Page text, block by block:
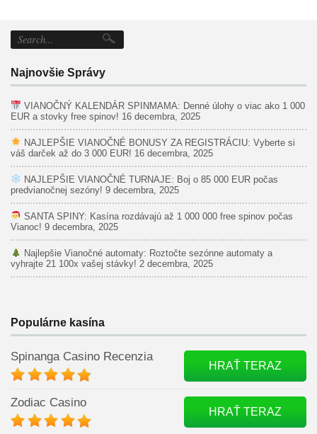
Najnovšie Správy
VIANOČNÝ KALENDÁR SPINMAMA: Denné úlohy o viac ako 1 000
EUR a stovky free spinov! 16 decembra, 2025
NAJLEPŠIE VIANOČNÉ BONUSY ZA REGISTRÁCIU: Vyberte si
váš darček až do 3 000 EUR! 16 decembra, 2025
NAJLEPŠIE VIANOČNÉ TURNAJE: Boj o 85 000 EUR počas
predvianočnej sezóny! 9 decembra, 2025
SANTA SPINY: Kasína rozdávajú až 1 000 000 free spinov počas
Vianoc! 9 decembra, 2025
Najlepšie Vianočné automaty: Roztočte sezónne automaty a
vyhrajte 21 100x vašej stávky! 2 decembra, 2025
Populárne kasína
Spinanga Casino Recenzia
HRAŤ TERAZ
Zodiac Casino
HRAŤ TERAZ